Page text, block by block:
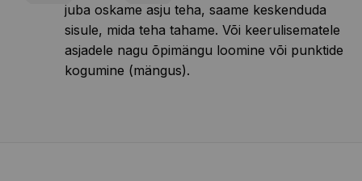
juba oskame asju teha, saame keskenduda
sisule, mida teha tahame. Või keerulisematele
asjadele nagu õpimängu loomine või punktide
kogumine (mängus).